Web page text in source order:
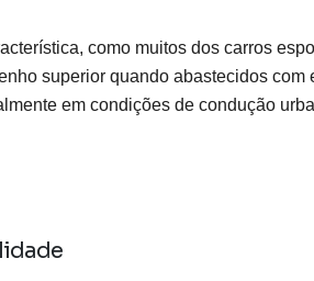
como muitos dos carros
superior quando abastecidos com
em condições de condução